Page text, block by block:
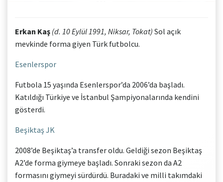
Erkan Kaş (d. 10 Eylül 1991, Niksar, Tokat) Sol açık
mevkinde forma giyen Türk futbolcu.
Esenlerspor
Futbola 15 yaşında Esenlerspor’da 2006’da başladı.
Katıldığı Türkiye ve İstanbul Şampiyonalarında kendini
gösterdi.
Beşiktaş JK
2008’de Beşiktaş’a transfer oldu. Geldiği sezon Beşiktaş
A2’de forma giymeye başladı. Sonraki sezon da A2
formasını giymeyi sürdürdü. Buradaki ve milli takımdaki